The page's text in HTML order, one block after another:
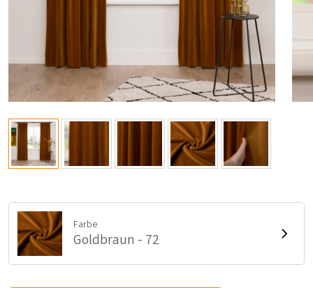
Farbe
Goldbraun - 72